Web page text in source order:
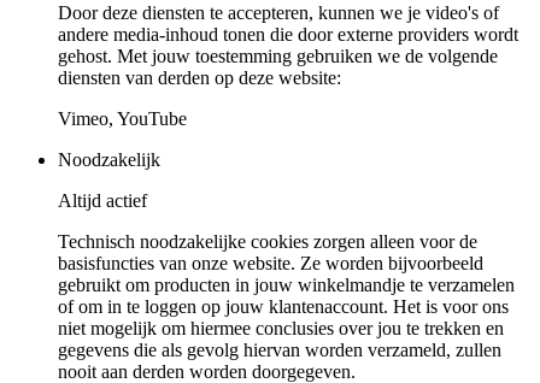
Door deze diensten te accepteren, kunnen we je video's of
andere media-inhoud tonen die door externe providers wordt
gehost. Met jouw toestemming gebruiken we de volgende
diensten van derden op deze website:
Vimeo, YouTube
Noodzakelijk
Altijd actief
Technisch noodzakelijke cookies zorgen alleen voor de
basisfuncties van onze website. Ze worden bijvoorbeeld
gebruikt om producten in jouw winkelmandje te verzamelen
of om in te loggen op jouw klantenaccount. Het is voor ons
niet mogelijk om hiermee conclusies over jou te trekken en
gegevens die als gevolg hiervan worden verzameld, zullen
nooit aan derden worden doorgegeven.